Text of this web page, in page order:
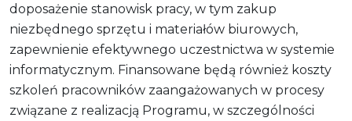
doposażenie stanowisk pracy, w tym zakup
niezbędnego sprzętu i materiałów biurowych,
zapewnienie efektywnego uczestnictwa w systemie
informatycznym. Finansowane będą również koszty
szkoleń pracowników zaangażowanych w procesy
związane z realizacją Programu, w szczególności